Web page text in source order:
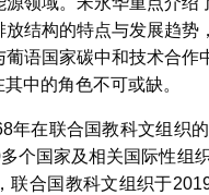
结构的特点与发展趋
语国家碳中和技术合
中的角色不可或缺。
年在联合国教科文组织
个国家及相关国际性组
联合国教科文组织于